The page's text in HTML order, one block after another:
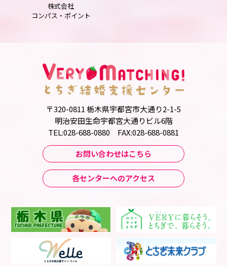
株式会社
コンパス・ポイント
〒320-0811 栃木県宇都宮市大通り2-1-5
明治安田生命宇都宮大通りビル6階
TEL:028-688-0880 FAX:028-688-0881
お問い合わせはこちら
各センターへのアクセス